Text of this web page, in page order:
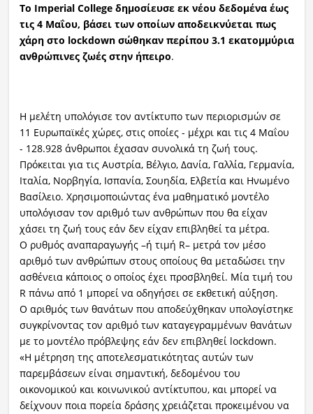
Το Imperial College δημοσίευσε εκ νέου δεδομένα έως
τις 4 Μαΐου, βάσει των οποίων αποδεικνύεται πως
χάρη στο lockdown σώθηκαν περίπου 3.1 εκατομμύρια
ανθρώπινες ζωές στην ήπειρο.
Η μελέτη υπολόγισε τον αντίκτυπο των περιορισμών σε
11 Ευρωπαϊκές χώρες, στις οποίες - μέχρι και τις 4 Μαΐου
- 128.928 άνθρωποι έχασαν συνολικά τη ζωή τους.
Πρόκειται για τις Αυστρία, Βέλγιο, Δανία, Γαλλία, Γερμανία,
Ιταλία, Νορβηγία, Ισπανία, Σουηδία, Ελβετία και Ηνωμένο
Βασίλειο. Χρησιμοποιώντας ένα μαθηματικό μοντέλο
υπολόγισαν τον αριθμό των ανθρώπων που θα είχαν
χάσει τη ζωή τους εάν δεν είχαν επιβληθεί τα μέτρα.
Ο ρυθμός αναπαραγωγής –ή τιμή R– μετρά τον μέσο
αριθμό των ανθρώπων στους οποίους θα μεταδώσει την
ασθένεια κάποιος ο οποίος έχει προσβληθεί. Μία τιμή του
R πάνω από 1 μπορεί να οδηγήσει σε εκθετική αύξηση.
Ο αριθμός των θανάτων που αποδεύχθηκαν υπολογίστηκε
συγκρίνοντας τον αριθμό των καταγεγραμμένων θανάτων
με το μοντέλο πρόβλεψης εάν δεν επιβληθεί lockdown.
«Η μέτρηση της αποτελεσματικότητας αυτών των
παρεμβάσεων είναι σημαντική, δεδομένου του
οικονομικού και κοινωνικού αντίκτυπου, και μπορεί να
δείχνουν ποια πορεία δράσης χρειάζεται προκειμένου να